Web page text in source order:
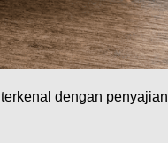
dengan penyajian